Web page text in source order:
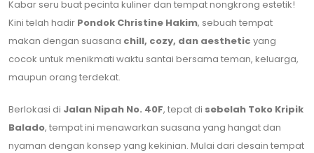
Kabar seru buat pecinta kuliner dan tempat nongkrong estetik!
Kini telah hadir Pondok Christine Hakim, sebuah tempat
makan dengan suasana chill, cozy, dan aesthetic yang
cocok untuk menikmati waktu santai bersama teman, keluarga,
maupun orang terdekat.
Berlokasi di Jalan Nipah No. 40F, tepat di sebelah Toko Kripik
Balado, tempat ini menawarkan suasana yang hangat dan
nyaman dengan konsep yang kekinian. Mulai dari desain tempat